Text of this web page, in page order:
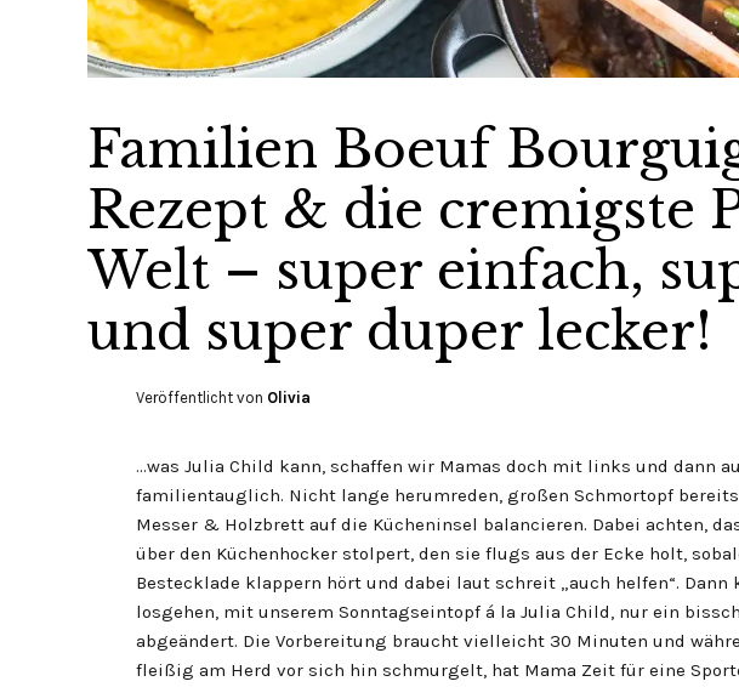
Familien Boeuf
Rezept & die cremigste
Welt – super einfach,
und super duper lecker!
Veröffentlicht von Olivia
…was Julia Child kann, schaffen wir Mamas doch mit links und dann
familientauglich. Nicht lange herumreden, großen Schmortopf
Messer & Holzbrett auf die Kücheninsel balancieren. Dabei achten,
über den Küchenhocker stolpert, den sie flugs aus der Ecke holt,
Bestecklade klappern hört und dabei laut schreit „auch helfen“. Dann
losgehen, mit unserem Sonntagseintopf á la Julia Child, nur ein
abgeändert. Die Vorbereitung braucht vielleicht 30 Minuten und
fleißig am Herd vor sich hin schmurgelt, hat Mama Zeit für eine